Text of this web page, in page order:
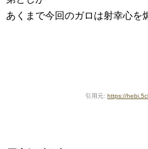
あくまで今回のガロは射幸心を
引用元: https://